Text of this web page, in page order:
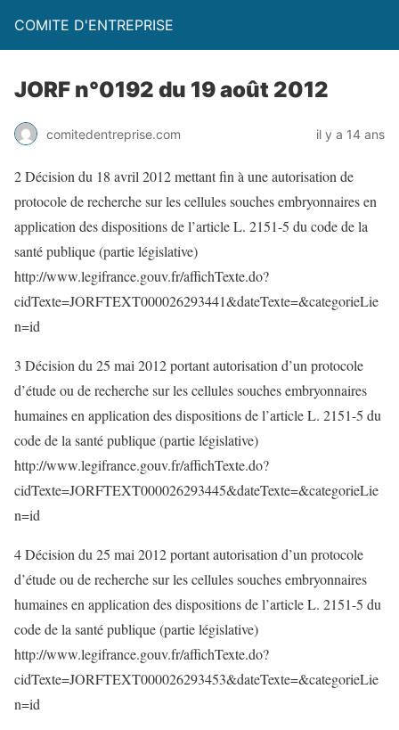
COMITE D'ENTREPRISE
JORF n°0192 du 19 août 2012
comitedentreprise.com il y a 14 ans
2 Décision du 18 avril 2012 mettant fin à une autorisation de
protocole de recherche sur les cellules souches embryonnaires en
application des dispositions de l’article L. 2151-5 du code de la
santé publique (partie législative)
http://www.legifrance.gouv.fr/affichTexte.do?
cidTexte=JORFTEXT000026293441&dateTexte=&categorieLie
n=id
3 Décision du 25 mai 2012 portant autorisation d’un protocole
d’étude ou de recherche sur les cellules souches embryonnaires
humaines en application des dispositions de l’article L. 2151-5 du
code de la santé publique (partie législative)
http://www.legifrance.gouv.fr/affichTexte.do?
cidTexte=JORFTEXT000026293445&dateTexte=&categorieLie
n=id
4 Décision du 25 mai 2012 portant autorisation d’un protocole
d’étude ou de recherche sur les cellules souches embryonnaires
humaines en application des dispositions de l’article L. 2151-5 du
code de la santé publique (partie législative)
http://www.legifrance.gouv.fr/affichTexte.do?
cidTexte=JORFTEXT000026293453&dateTexte=&categorieLie
n=id